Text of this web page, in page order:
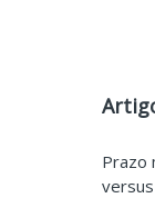
Prazo